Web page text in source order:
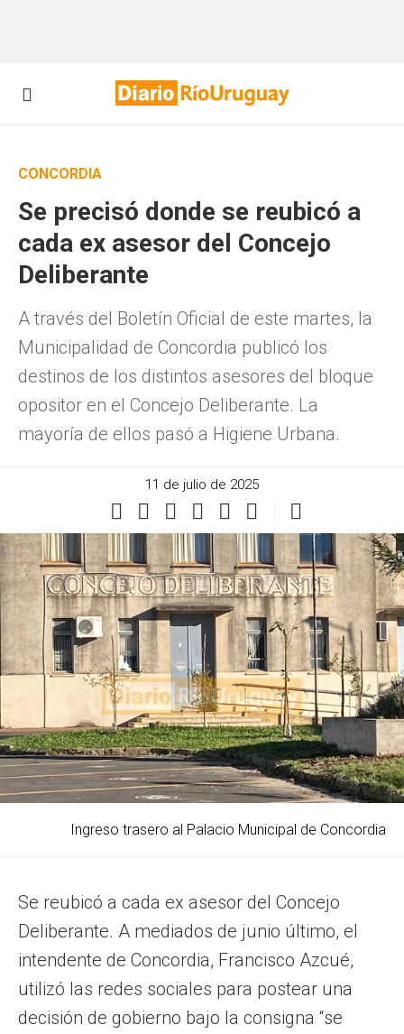
CONCORDIA
Se precisó donde se reubicó a
cada ex asesor del Concejo
Deliberante
A través del Boletín Oficial de este martes, la
Municipalidad de Concordia publicó los
destinos de los distintos asesores del bloque
opositor en el Concejo Deliberante. La
mayoría de ellos pasó a Higiene Urbana.
11 de julio de 2025
Ingreso trasero al Palacio Municipal de Concordia
Se reubicó a cada ex asesor del Concejo
Deliberante. A mediados de junio último, el
intendente de Concordia, Francisco Azcué,
utilizó las redes sociales para postear una
decisión de gobierno bajo la consigna “se